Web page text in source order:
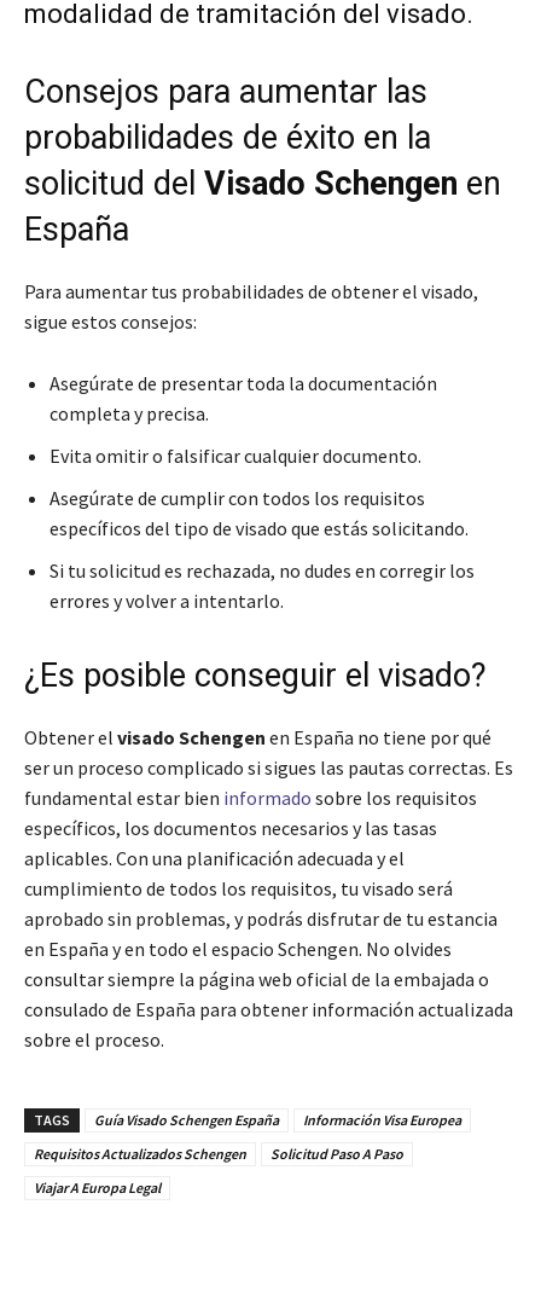
modalidad de tramitación del visado.
Consejos para aumentar las
probabilidades de éxito en la
solicitud del Visado Schengen en
España
Para aumentar tus probabilidades de obtener el visado,
sigue estos consejos:
Asegúrate de presentar toda la documentación
completa y precisa.
Evita omitir o falsificar cualquier documento.
Asegúrate de cumplir con todos los requisitos
específicos del tipo de visado que estás solicitando.
Si tu solicitud es rechazada, no dudes en corregir los
errores y volver a intentarlo.
¿Es posible conseguir el visado?
Obtener el visado Schengen en España no tiene por qué
ser un proceso complicado si sigues las pautas correctas. Es
fundamental estar bien informado sobre los requisitos
específicos, los documentos necesarios y las tasas
aplicables. Con una planificación adecuada y el
cumplimiento de todos los requisitos, tu visado será
aprobado sin problemas, y podrás disfrutar de tu estancia
en España y en todo el espacio Schengen. No olvides
consultar siempre la página web oficial de la embajada o
consulado de España para obtener información actualizada
sobre el proceso.
TAGS Guía Visado Schengen España
Información Visa Europea
Requisitos Actualizados Schengen
Solicitud Paso A Paso
Viajar A Europa Legal